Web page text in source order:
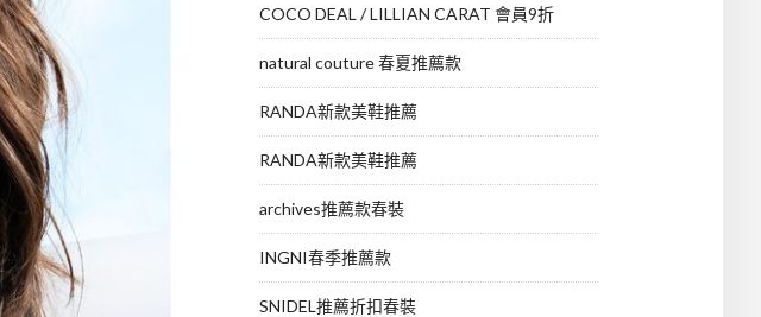
COCO DEAL / LILLIAN CARAT 會員9折
natural couture 春夏推薦款
RANDA新款美鞋推薦
RANDA新款美鞋推薦
archives推薦款春裝
INGNI春季推薦款
SNIDEL推薦折扣春裝